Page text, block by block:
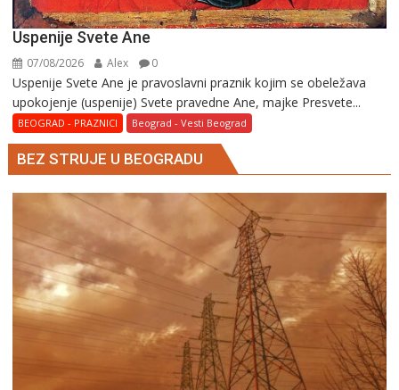
Uspenije Svete Ane
07/08/2026 Alex 0
Uspenije Svete Ane je pravoslavni praznik kojim se obeležava
upokojenje (uspenije) Svete pravedne Ane, majke Presvete...
BEOGRAD - PRAZNICI Beograd - Vesti Beograd
BEZ STRUJE U BEOGRADU